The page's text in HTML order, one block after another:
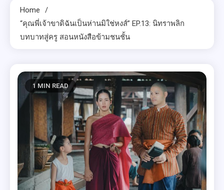
Home
“คุณพี่เจ้าขาดิฉันเป็นห่านมิใช่หงส์” EP.13: นิทราพลิก
บทบาทสู่ครู สอนหนังสือข้ามชนชั้น
1 MIN READ